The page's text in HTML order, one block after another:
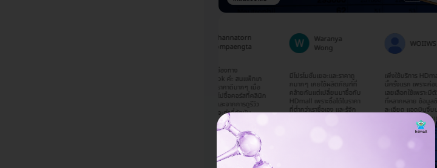
Facebook ค่ะ สนแพ็กเก
จนี้เพราะราคาดีมากๆ เมื่อ
เทียบกับไปซื้อคอร์สที่คลินิก
โดยตรงและจากการดูรีวิว
เลยสนใจจะทำที่กังนัม
คลินิกค่ะ ส่วนที่เลือกจอง
กับ HDmall เพราะมีโปรโม
ชั่นดี ราคาโอเคมากๆและน่า
Phannatorn
Jompaengta
มีโปรโมชั่นเยอะและราคาถู
กมากๆ เคยใช้ผลิตภัณฑ์ที่
คล้ายกันแต่เปลี่ยนมาซื้อกับ
HDmall เพราะซื้อได้ในราคา
ที่ต่ำกว่าเราซื้อเอง และรู้จัก
Waranya
Wong
เพิ่งใช้บริการ HDmall ครั้ง
นี้ครั้งแรก เพราะค่อนข้างรีบ
เลยเลือกใช้เพราะมีตัวเลือก
ที่หลากหลาย ข้อมูลชัดเจน
ละเอียด แอดมินจิ๊บบริการดี
มากค่ะ คอยติดตามตลอด
ตอบเร็วมากๆ ใช้ภาษาถูก
ต้องสุภาพ จะใช้บริการอีก
WOIIWS Unn